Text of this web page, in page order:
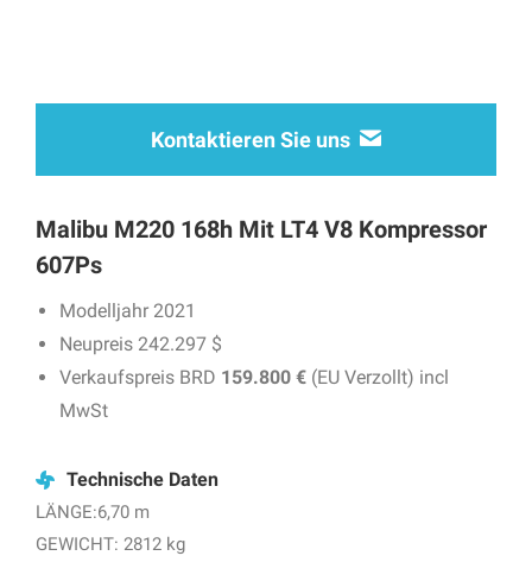
Kontaktieren Sie uns
Malibu M220 168h Mit LT4 V8 Kompressor
607Ps
Modelljahr 2021
Neupreis 242.297 $
Verkaufspreis BRD 159.800 € (EU Verzollt) incl
MwSt
Technische Daten
LÄNGE:6,70 m
GEWICHT: 2812 kg